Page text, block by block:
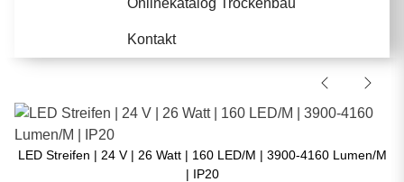
Onlinekatalog Trockenbau
Kontakt
LED Streifen | 24 V | 26 Watt | 160 LED/M | 3900-4160 Lumen/M
| IP20